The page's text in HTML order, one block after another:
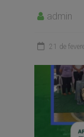
admin
21 de